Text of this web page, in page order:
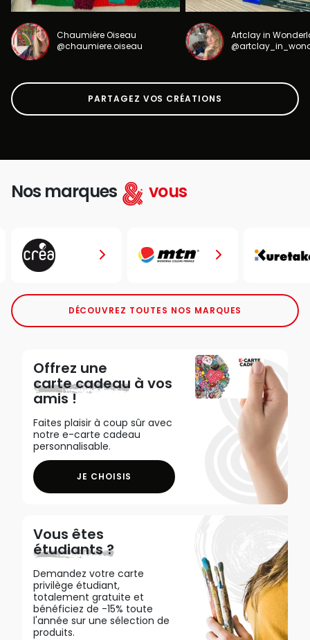
Chaumière Oiseau
@chaumiere.oiseau
Artclay in
PARTAGEZ VOS CRÉATIONS
Nos marques vous
DÉCOUVREZ TOUTES NOS MARQUES
Offrez une
carte cadeau à vos
amis !
Faites plaisir à coup sûr avec
notre e-carte cadeau
personnalisable.
JE CHOISIS
Vous êtes
étudiants ?
Demandez votre carte
privilège étudiant,
totalement gratuite et
bénéficiez de -15% toute
l'année sur une sélection de
produits.